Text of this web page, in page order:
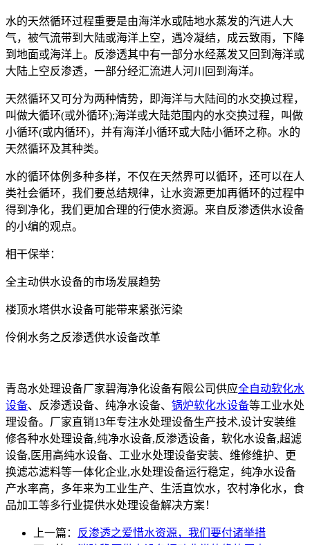
水的天然循环过程重要是由海洋水或陆地水蒸发的汽进人大
气，被气流带到大陆或海洋上空，遇冷凝结，成云致雨，下降
到地面或海洋上。反渗透其中有一部分水经蒸发又回到海洋或
大陆上空反渗透，一部分经汇流进人河川回到海洋。
天然循环又可分为两种情势，即海洋与大陆间的水交换过程，
叫做大循环(或外循环);海洋或大陆范围内的水交换过程，叫做
小循环(或内循环)，并有海洋小循环或大陆小循环之称。水的
天然循环及其种类。
水的循环体例多种多样，不仅在天然界可以循环，还可以在人
类社会循环，我们要总结规律，让水资源更加再循环的过程中
得到净化，我们更加合理的行使水资源。来自反渗透供水设备
的小编的观点。
相干保举：
全主动供水设备的市场发展趋势
楼顶水塔供水设备可能带来紧张污染
伶俐水务之反渗透供水设备改革
青岛水处理设备厂家碧海净化设备有限公司供应全自动软化水
设备、反渗透设备、纯净水设备、 锅炉软化水设备等工业水处
理设备。厂家直销13年专注水处理设备生产技术,设计安装维
修各种水处理设备,纯净水设备,反渗透设备，软化水设备,超滤
设备,医用高纯水设备、工业水处理设备安装、维修维护、更
换滤芯滤料等一体化企业,水处理设备运行稳定，纯净水设备
产水率高，多年来为工业生产、生活直饮水，农村净化水，食
品加工等多行业提供水处理设备解决方案！
上一篇：
反渗透之爱惜水资源，我们要付诸举措